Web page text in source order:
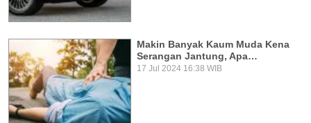
Makin Banyak Kaum Muda Kena
Serangan Jantung, Apa…
17 Jul 2024 16:38 WIB